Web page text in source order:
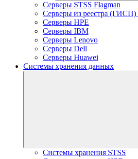
Серверы STSS Flagman
Серверы из реестра
Серверы HPE
Серверы IBM
Серверы Lenovo
Серверы Dell
Серверы Huawei
Системы хранения данных
Системы хранения STSS